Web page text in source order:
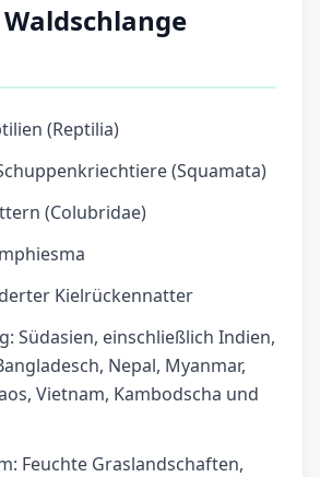
(Reptilia)
(Squamata)
(Colubridae)
Kielrückennatter
Südasien, einschließlich Indien,
Nepal, Myanmar,
Vietnam, Kambodscha und
Feuchte Graslandschaften,